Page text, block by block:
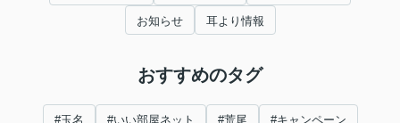
お知らせ 耳より情報
おすすめのタグ
#玉名 #いい部屋ネット #荒尾 #キャンペーン